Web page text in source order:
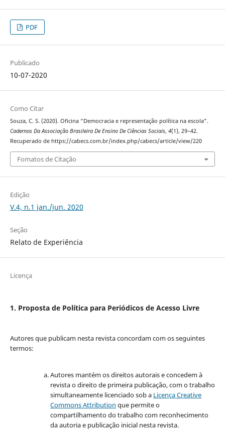
PDF
Publicado
10-07-2020
Como Citar
Souza, C. S. (2020). Oficina “Democracia e representação política na escola”.
Cadernos Da Associação Brasileira De Ensino De Ciências Sociais, 4(1), 29–42.
Recuperado de https://cabecs.com.br/index.php/cabecs/article/view/220
Fomatos de Citação
Edição
V.4, n.1 jan./jun. 2020
Seção
Relato de Experiência
Licença
1. Proposta de Política para Periódicos de Acesso Livre
Autores que publicam nesta revista concordam com os seguintes
termos:
Autores mantém os direitos autorais e concedem à
revista o direito de primeira publicação, com o trabalho
simultaneamente licenciado sob a Licença Creative
Commons Attribution que permite o
compartilhamento do trabalho com reconhecimento
da autoria e publicação inicial nesta revista.